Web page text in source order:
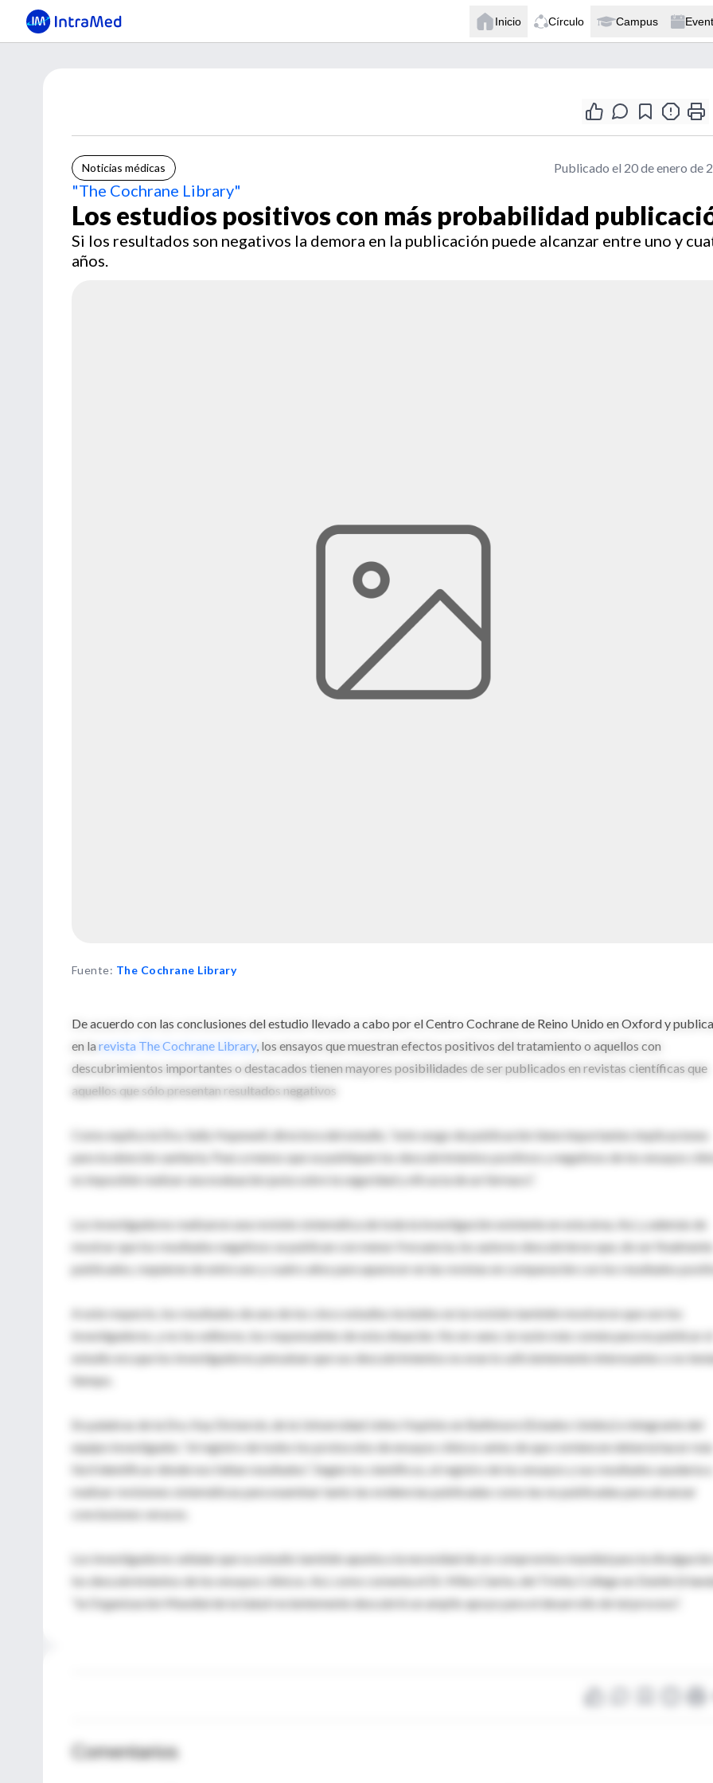
Inicio Círculo Campus
Noticias médicas Publicado el 20 de enero de
"The Cochrane Library"
Los estudios positivos con más probabilidad
Si los resultados son negativos la demora en la publicación puede alcanzar entre uno y
años.
Fuente: The Cochrane Library
De acuerdo con las conclusiones del estudio llevado a cabo por el Centro Cochrane de Reino Unido en Oxford y
en larevista The Cochrane Library, los ensayos que muestran efectos positivos del tratamiento o aquellos con
descubrimientos importantes o destacados tienen mayores posibilidades de ser publicados en revistas científicas que
aquellos que sólo presentan resultados negativos
Como explica la Dra. Sally Hopewell, directora del estudio, “este sesgo de publicación tiene importantes implicaciones
para la atención sanitaria. Pues a menos que se publiquen los descubrimientos positivos y negativos de los ensayos
es imposible realizar una evaluación justa sobre la seguridad y eficacia de un fármaco”.
Los investigadores realizaron una revisión sistemática de toda la investigación existente en esta área. Así, y además de
mostrar que los resultados negativos se publican con menor frecuencia, los autores descubrieron que, de ser finalmente
publicados, requieren de entre uno y cuatro años para aparecer en las revistas en comparación con los resultados
A este respecto, los resultados de uno de los cinco estudios incluidos en la revisión también mostraron que son los
investigadores, y no los editores, los responsables de esta situación. No en vano, la razón más común para no publicar el
estudio era que los investigadores pensaban que sus descubrimientos no eran lo suficientemente interesantes o no
tiempo.
En palabras de la Dra. Kay Dickersin, de la Universidad Johns Hopkins en Baltimore (Estados Unidos) e integrante del
equipo investigador, “el registro de todos los protocolos de ensayos clínicos antes de que comiencen debería hacer más
fácil identificar dónde nos faltan resultados”. Según los científicos, el registro de los ensayos y sus resultados ayudaría a
realizar revisiones sistemáticas para examinar tanto las evidencias publicadas como las no publicadas para alcanzar
conclusiones veraces.
Los investigadores señalan que su estudio también apunta a la necesidad de un compromiso mundial para la
los descubrimientos de los ensayos clínicos. Así, como comenta el Dr. Mike Clarke, del Trinity College en Dublín
“la Organización Mundial de la Salud recientemente descubrió un amplio apoyo para el desarrollo de tal proceso”.
Comentarios